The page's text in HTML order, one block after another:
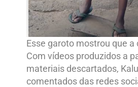
Esse garoto mostrou que
Com vídeos produzidos a
materiais descartados,
comentados das redes